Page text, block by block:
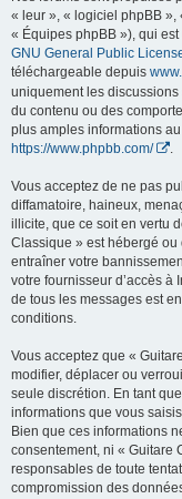
« leur », « logiciel phpBB »,
« Équipes phpBB »), qui
GNU General Public
téléchargeable depuis
uniquement les discussions
du contenu ou des
plus amples informations
https://www.phpbb.com/
Vous acceptez de ne pas
diffamatoire, haineux,
illicite, que ce soit en vertu
Classique » est hébergé
entraîner votre
votre fournisseur d’accès à
de tous les messages est
conditions.
Vous acceptez que «
modifier, déplacer ou
seule discrétion. En tant
informations que vous
Bien que ces informations
consentement, ni « Guitare
responsables de toute
compromission des